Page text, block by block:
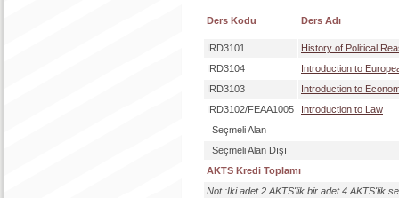
Ders Kodu Ders Adı
IRD3101
History of Political
IRD3104
Introduction to
IRD3103
Introduction to
IRD3102/FEAA1005
Introduction to Law
Seçmeli Alan
Seçmeli Alan Dışı
AKTS Kredi Toplamı
Not :İki adet 2 AKTS'lik bir adet 4 AKTS'lik